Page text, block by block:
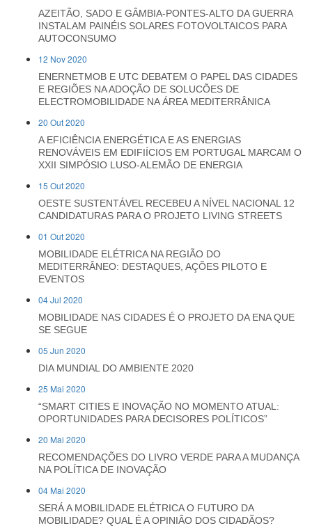
AZEITÃO, SADO E GÂMBIA-PONTES-ALTO DA GUERRA
INSTALAM PAINÉIS SOLARES FOTOVOLTAICOS PARA
AUTOCONSUMO
12 Nov 2020
ENERNETMOB E UTC DEBATEM O PAPEL DAS CIDADES
E REGIÕES NA ADOÇÃO DE SOLUCÕES DE
ELECTROMOBILIDADE NA ÁREA MEDITERRÂNICA
20 Out 2020
A EFICIÊNCIA ENERGÉTICA E AS ENERGIAS
RENOVÁVEIS EM EDIFIÍCIOS EM PORTUGAL MARCAM O
XXII SIMPÓSIO LUSO-ALEMÃO DE ENERGIA
15 Out 2020
OESTE SUSTENTÁVEL RECEBEU A NÍVEL NACIONAL 12
CANDIDATURAS PARA O PROJETO LIVING STREETS
01 Out 2020
MOBILIDADE ELÉTRICA NA REGIÃO DO
MEDITERRÂNEO: DESTAQUES, AÇÕES PILOTO E
EVENTOS
04 Jul 2020
MOBILIDADE NAS CIDADES É O PROJETO DA ENA QUE
SE SEGUE
05 Jun 2020
DIA MUNDIAL DO AMBIENTE 2020
25 Mai 2020
“SMART CITIES E INOVAÇÃO NO MOMENTO ATUAL:
OPORTUNIDADES PARA DECISORES POLÍTICOS”
20 Mai 2020
RECOMENDAÇÕES DO LIVRO VERDE PARA A MUDANÇA
NA POLÍTICA DE INOVAÇÃO
04 Mai 2020
SERÁ A MOBILIDADE ELÉTRICA O FUTURO DA
MOBILIDADE? QUAL É A OPINIÃO DOS CIDADÃOS?